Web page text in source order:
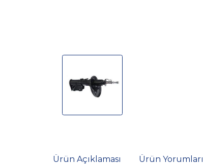
Ürün Açıklaması Ürün Yorumları